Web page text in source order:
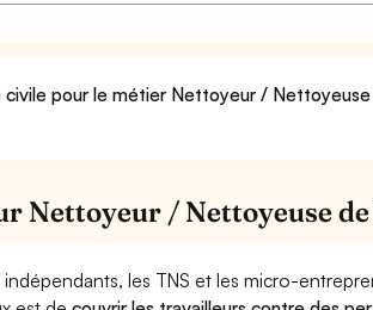
pour le métier Nettoyeur /
Nettoyeur / Nettoyeuse
les TNS et les micro-